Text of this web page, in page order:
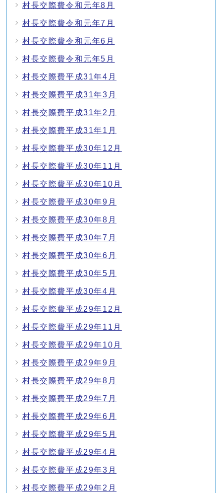
村長交際費令和元年8月
村長交際費令和元年7月
村長交際費令和元年6月
村長交際費令和元年5月
村長交際費平成31年4月
村長交際費平成31年3月
村長交際費平成31年2月
村長交際費平成31年1月
村長交際費平成30年12月
村長交際費平成30年11月
村長交際費平成30年10月
村長交際費平成30年9月
村長交際費平成30年8月
村長交際費平成30年7月
村長交際費平成30年6月
村長交際費平成30年5月
村長交際費平成30年4月
村長交際費平成29年12月
村長交際費平成29年11月
村長交際費平成29年10月
村長交際費平成29年9月
村長交際費平成29年8月
村長交際費平成29年7月
村長交際費平成29年6月
村長交際費平成29年5月
村長交際費平成29年4月
村長交際費平成29年3月
村長交際費平成29年2月